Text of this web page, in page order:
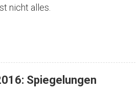
nicht alles.
Spiegelungen